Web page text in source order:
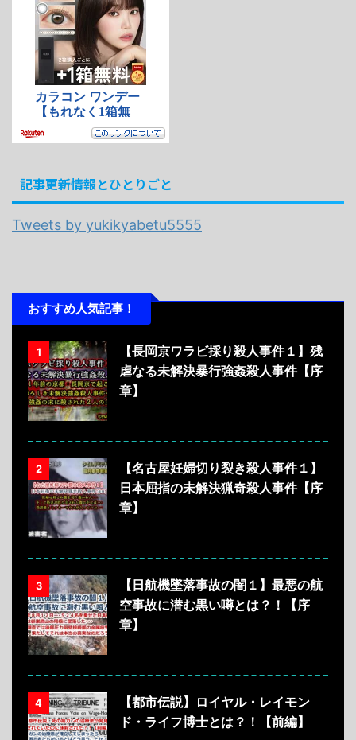
記事更新情報とひとりごと
Tweets by yukikyabetu5555
おすすめ人気記事！
1
【長岡京ワラビ採り殺人事件１】残
虐なる未解決暴行強姦殺人事件【序
章】
2
【名古屋妊婦切り裂き殺人事件１】
日本屈指の未解決猟奇殺人事件【序
章】
3
【日航機墜落事故の闇１】最悪の航
空事故に潜む黒い噂とは？！【序
章】
4
【都市伝説】ロイヤル・レイモン
ド・ライフ博士とは？！【前編】